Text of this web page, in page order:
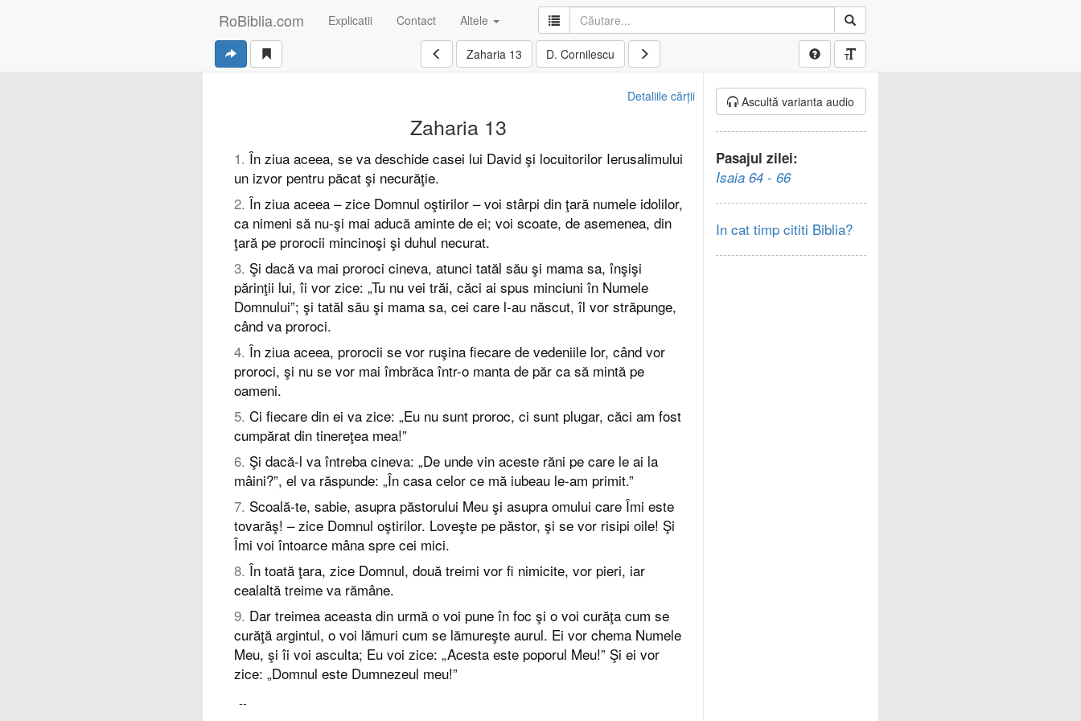
RoBiblia.com Explicatii Contact Altele
Zaharia 13 D. Cornilescu
Detaliile cărții
Zaharia 13
1. În ziua aceea, se va deschide casei lui David şi locuitorilor Ierusalimului
un izvor pentru păcat şi necurăţie.
2. În ziua aceea – zice Domnul oştirilor – voi stârpi din ţară numele idolilor,
ca nimeni să nu-şi mai aducă aminte de ei; voi scoate, de asemenea, din
ţară pe prorocii mincinoşi şi duhul necurat.
3. Şi dacă va mai proroci cineva, atunci tatăl său şi mama sa, înşişi
părinţii lui, îi vor zice: „Tu nu vei trăi, căci ai spus minciuni în Numele
Domnului”; şi tatăl său şi mama sa, cei care l-au născut, îl vor străpunge,
când va proroci.
4. În ziua aceea, prorocii se vor ruşina fiecare de vedeniile lor, când vor
proroci, şi nu se vor mai îmbrăca într-o manta de păr ca să mintă pe
oameni.
5. Ci fiecare din ei va zice: „Eu nu sunt proroc, ci sunt plugar, căci am fost
cumpărat din tinereţea mea!”
6. Şi dacă-l va întreba cineva: „De unde vin aceste răni pe care le ai la
mâini?”, el va răspunde: „În casa celor ce mă iubeau le-am primit.”
7. Scoală-te, sabie, asupra păstorului Meu şi asupra omului care Îmi este
tovarăş! – zice Domnul oştirilor. Loveşte pe păstor, şi se vor risipi oile! Şi
Îmi voi întoarce mâna spre cei mici.
8. În toată ţara, zice Domnul, două treimi vor fi nimicite, vor pieri, iar
cealaltă treime va rămâne.
9. Dar treimea aceasta din urmă o voi pune în foc şi o voi curăţa cum se
curăţă argintul, o voi lămuri cum se lămureşte aurul. Ei vor chema Numele
Meu, şi îi voi asculta; Eu voi zice: „Acesta este poporul Meu!” Şi ei vor
zice: „Domnul este Dumnezeul meu!”
--
Ascultă varianta audio
Pasajul zilei:
Isaia 64 - 66
In cat timp cititi Biblia?